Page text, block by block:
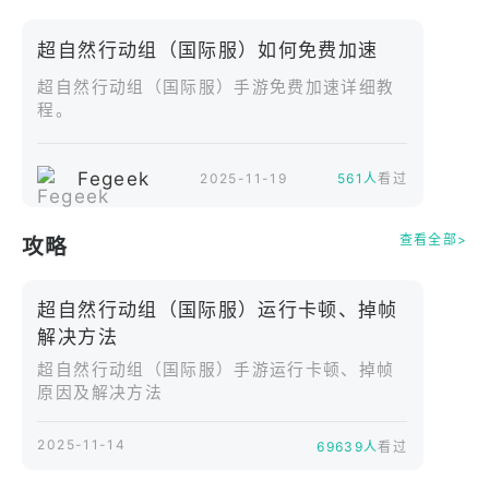
进！
2.国风场景&沉浸音效，探秘华夏古迹
壁上各种奇怪图腾，浓厚的民族风格建筑，和各种神
秘景象令人震撼不已。对讲机传来断断续续的呼救，
越来越近的脚步声和角落里若有似无的低语，让人感
觉到阵阵寒意。
3.恐怖怪物出没，刺激追逃体验
在感叹古文明的同时，也要注意潜在的危险！鬼新
娘、狐妖、精绝女王、木偶......超多中式恐怖怪物随
机出没！拿到宝藏后请迅速撤离，古墓附近还有神秘
超自然行动组（国际服）如何免费加速
超自然行动组（国际服）手游免费加速详细教
程。
Fegeek 2025-11-19 561人看过
攻略 查看全部>
超自然行动组（国际服）运行卡顿、掉帧
解决方法
超自然行动组（国际服）手游运行卡顿、掉帧
原因及解决方法
2025-11-14 69639人看过